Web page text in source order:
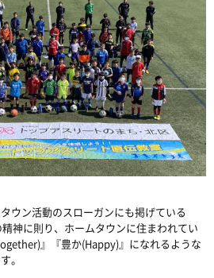
ウン活動のスローガンにも掲げている
精神に則り、ホームタウンに住まわれてい
』『豊か(Happy)』になれるような
。